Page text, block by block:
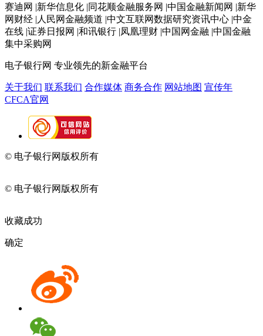
赛迪网 |新华信息化 |同花顺金融服务网 |中国金融新闻网 |新华
网财经 |人民网金融频道 |中文互联网数据研究资讯中心 |中金
在线 |证券日报网 |和讯银行 |凤凰理财 |中国网金融 |中国金融
集中采购网
电子银行网 专业领先的新金融平台
关于我们 联系我们 合作媒体 商务合作 网站地图 宣传年
CFCA官网
© 电子银行网版权所有
© 电子银行网版权所有
收藏成功
确定